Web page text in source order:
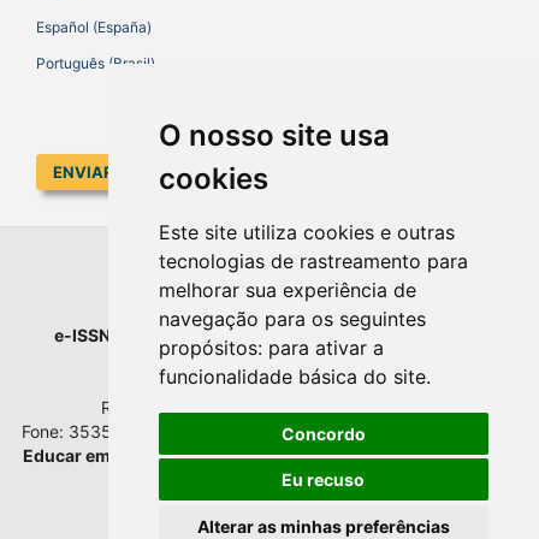
O nosso site usa
cookies
Este site utiliza cookies e outras
tecnologias de rastreamento para
melhorar sua experiência de
navegação para os seguintes
propósitos: para ativar a
funcionalidade básica do site.
Concordo
Eu recuso
Alterar as minhas preferências
Español (España)
Português (Brasil)
ENVIAR SUBMISSÃO
EDUCAR EM REVISTA
e-ISSN : 1984-0411 | Prefixo DOI : 10.1590 |
Universidade Federal do Paraná
Setor de Educação - Campus Rebouças
Rua Rockefeller, nº 57, 2.º andar - Sala 202
Fone: 3535-6207 | Bairro: Rebouças | Curitiba - Paraná - Brasil
Educar em Revistaesta licenciada comCreative Commons BY
Atribuição 4.0 Internacional.